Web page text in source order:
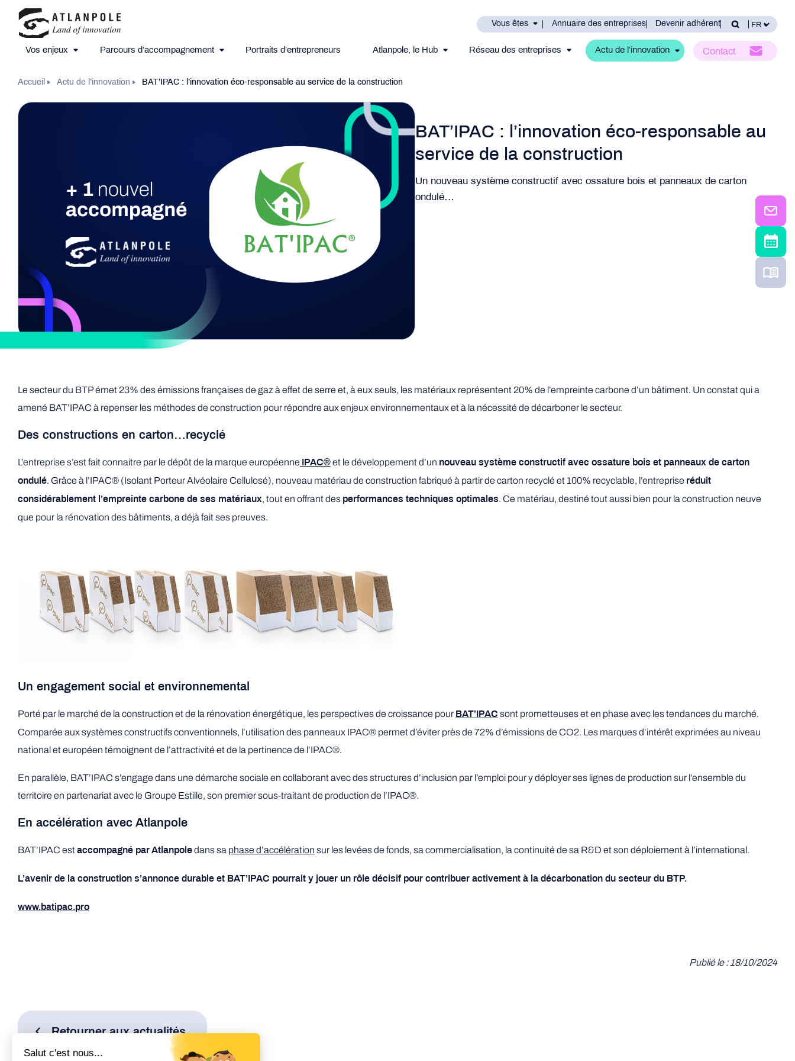
Vous êtes Annuaire des entreprises Devenir adhérent
Vos enjeux Parcours d’accompagnement Portraits d’entrepreneurs Atlanpole, le Hub Réseau des entreprises Actu de l’innovation Contact
Accueil Actu de l’innovation BAT’IPAC : l’innovation éco-responsable au service de la construction
BAT’IPAC : l’innovation éco-responsable au
service de la construction
Un nouveau système constructif avec ossature bois et panneaux de carton
ondulé…
Le secteur du BTP émet 23% des émissions françaises de gaz à effet de serre et, à eux seuls, les matériaux représentent 20% de l’empreinte carbone d’un bâtiment. Un constat qui a
amené BAT’IPAC à repenser les méthodes de construction pour répondre aux enjeux environnementaux et à la nécessité de décarboner le secteur.
Des constructions en carton…recyclé
L’entreprise s’est fait connaitre par le dépôt de la marque européenne IPAC® et le développement d’un nouveau système constructif avec ossature bois et panneaux de carton
ondulé. Grâce à l’IPAC® (Isolant Porteur Alvéolaire Cellulosé), nouveau matériau de construction fabriqué à partir de carton recyclé et 100% recyclable, l’entreprise réduit
considérablement l’empreinte carbone de ses matériaux, tout en offrant des performances techniques optimales. Ce matériau, destiné tout aussi bien pour la construction neuve
que pour la rénovation des bâtiments, a déjà fait ses preuves.
Un engagement social et environnemental
Porté par le marché de la construction et de la rénovation énergétique, les perspectives de croissance pour BAT’IPAC sont prometteuses et en phase avec les tendances du marché.
Comparée aux systèmes constructifs conventionnels, l’utilisation des panneaux IPAC® permet d’éviter près de 72% d’émissions de CO2. Les marques d’intérêt exprimées au niveau
national et européen témoignent de l’attractivité et de la pertinence de l’IPAC®.
En parallèle, BAT’IPAC s’engage dans une démarche sociale en collaborant avec des structures d’inclusion par l’emploi pour y déployer ses lignes de production sur l’ensemble du
territoire en partenariat avec le Groupe Estille, son premier sous-traitant de production de l’IPAC®.
En accélération avec Atlanpole
BAT’IPAC est accompagné par Atlanpole dans sa phase d’accélération sur les levées de fonds, sa commercialisation, la continuité de sa R&D et son déploiement à l’international.
L’avenir de la construction s’annonce durable et BAT’IPAC pourrait y jouer un rôle décisif pour contribuer activement à la décarbonation du secteur du BTP.
www.batipac.pro
Publié le : 18/10/2024
Retourner aux actualités